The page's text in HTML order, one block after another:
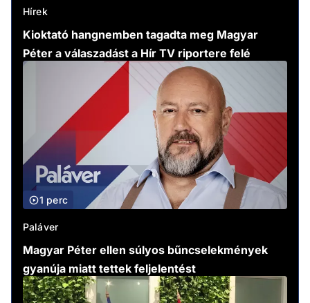
Hírek
Kioktató hangnemben tagadta meg Magyar
Péter a válaszadást a Hír TV riportere felé
1 perc
Paláver
Magyar Péter ellen súlyos bűncselekmények
gyanúja miatt tettek feljelentést